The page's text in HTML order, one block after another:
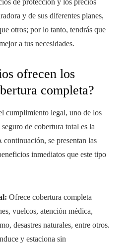
de protección y los precios
y de sus diferentes planes,
otros; por lo tanto, tendrás que
a tus necesidades.
ofrecen los
completa?
cumplimiento legal, uno de los
de cobertura total es la
continuación, se presentan las
inmediatos que este tipo
Ofrece cobertura completa
vuelcos, atención médica,
desastres naturales, entre otros.
y estaciona sin